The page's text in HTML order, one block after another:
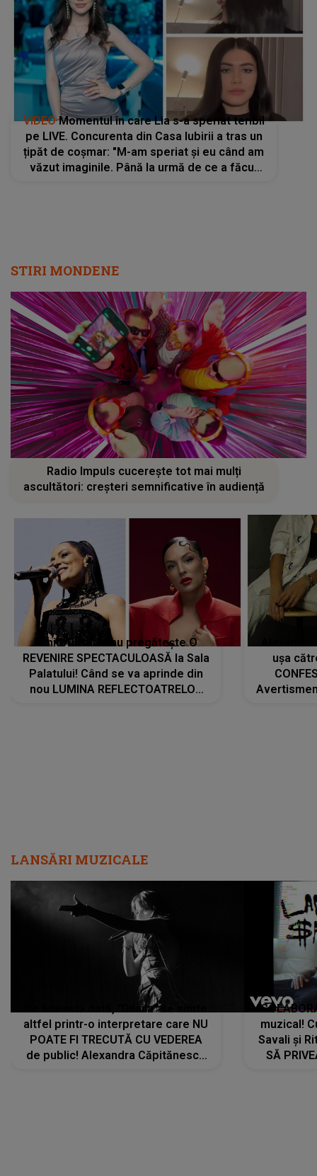
VIDEOMomentul în care Lia s-a speriat teribil
pe LIVE. Concurenta din Casa Iubirii a tras un
țipăt de coșmar: "M-am speriat și eu când am
văzut imaginile. Până la urmă de ce a făcut
STIRI MONDENE
Radio Impuls cucerește tot mai mulți
ascultători: creșteri semnificative în audiență
Tania Turtureanu pregătește O
REVENIRE SPECTACULOASĂ la Sala
Palatului! Când se va aprinde din
nou LUMINA REFLECTOATRELOR
ușa
LANSĂRI MUZICALE
De această dată, "Dilaila" se simte
altfel printr-o interpretare care NU
POATE FI TRECUTĂ CU VEDEREA
de public! Alexandra Căpitănescu
muzical!
Savali și
SĂ